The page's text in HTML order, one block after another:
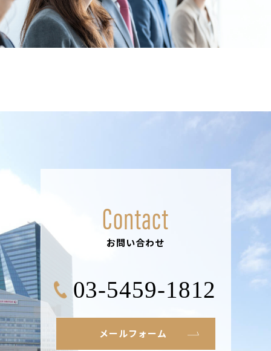
Contact
お問い合わせ
03-5459-1812
メールフォーム